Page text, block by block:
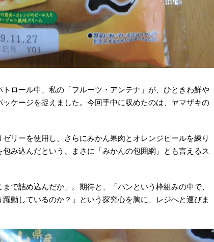
ロール中、私の「フルーツ・アンテナ」が、ひときわ鮮や
ケージを捉えました。今回手中に収めたのは、ヤマザキの
リーを使用し、さらにみかん果肉とオレンジピールを練り
み込んだという、まさに「みかんの包囲網」とも言えるス
まで詰め込んだか」。期待と、「パンという枠組みの中で、
動しているのか？」という探究心を胸に、レジへと運びま